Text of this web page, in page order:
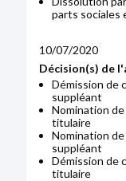
parts sociales
Décision(s) de
Démission de
suppléant
Nomination
titulaire
Nomination
suppléant
Démission de
titulaire
10/07/2020